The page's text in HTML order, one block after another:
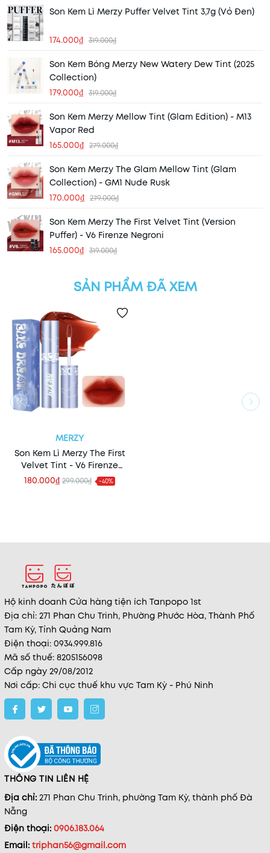
Son Kem Lì Merzy Puffer Velvet Tint 3,7g (Vỏ Đen)
174.000₫ 319.000₫
Son Kem Bóng Merzy New Watery Dew Tint (2025
Collection)
179.000₫ 319.000₫
Son Kem Merzy Mellow Tint (Glam Edition) - M13
Vapor Red
165.000₫ 279.000₫
Son Kem Merzy The Glam Mellow Tint (Glam
Collection) - GM1 Nude Rusk
170.000₫ 279.000₫
Son Kem Merzy The First Velvet Tint (Version
Puffer) - V6 Firenze Negroni
165.000₫ 319.000₫
SẢN PHẨM ĐÃ XEM
MERZY
Son Kem Lì Merzy The First
Velvet Tint - V6 Firenze
Negroni (Version Blue
180.000₫ 299.000₫ -40%
Hộ kinh doanh Cửa hàng tiện ích Tanpopo 1st
Địa chỉ: 271 Phan Chu Trinh, Phường Phước Hòa, Thành Phố
Tam Kỳ, Tỉnh Quảng Nam
Điện thoại: 0934.999.816
Mã số thuế: 8205156098
Cấp ngày 29/08/2012
Nơi cấp: Chi cục thuế khu vực Tam Kỳ - Phú Ninh
THÔNG TIN LIÊN HỆ
Địa chỉ: 271 Phan Chu Trinh, phường Tam Kỳ, thành phố Đà
Nẵng
Điện thoại: 0906.183.064
Email: triphan56@gmail.com